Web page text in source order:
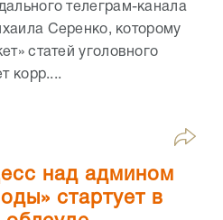
телеграм-канала
Серенко, которому
статей уголовного
корр....
над админом
стартует в